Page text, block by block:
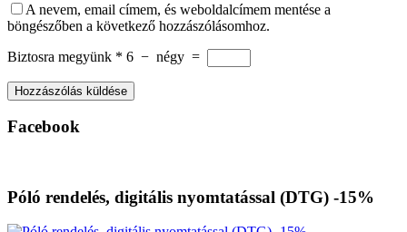
A nevem, email címem, és weboldalcímem mentése a
böngészőben a következő hozzászólásomhoz.
Biztosra megyünk * 6 − négy =
Facebook
Póló rendelés, digitális nyomtatással (DTG) -15%